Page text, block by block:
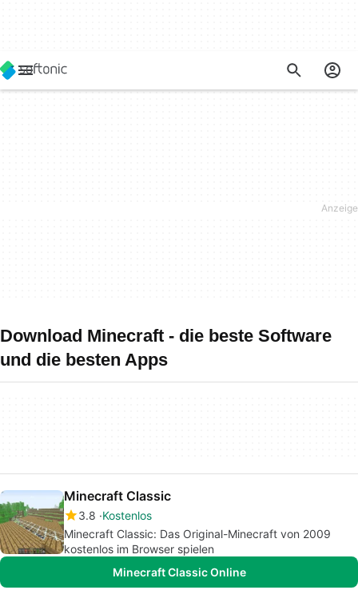
Download Minecraft - die beste Software
und die besten Apps
Minecraft Classic
3.8 Kostenlos
Minecraft Classic: Das Original-Minecraft von 2009
kostenlos im Browser spielen
Minecraft Classic Online